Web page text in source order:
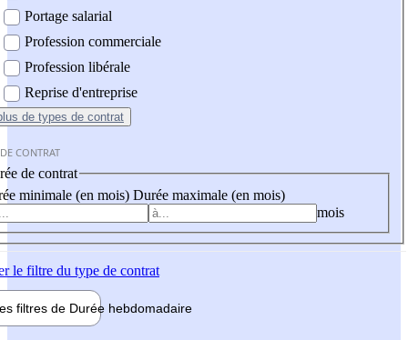
Portage salarial
Profession commerciale
Profession libérale
Reprise d'entreprise
de types de contrat
CONTRAT
de contrat
minimale (en mois) Durée maximale (en mois)
mois
le filtre du type de contrat
filtres de Durée hebdomadaire